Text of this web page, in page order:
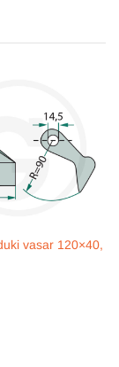
vasar 120×40,